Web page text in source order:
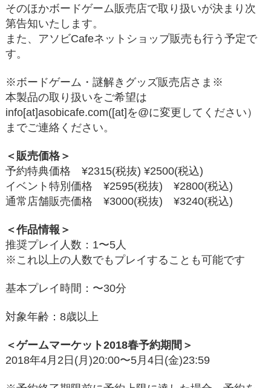
そのほかボードゲーム販売店で取り扱いが決まり次
第告知いたします。
また、アソビCafeネットショップ販売も行う予定で
す。
※ボードゲーム・謎解きグッズ販売店さま※
本製品の取り扱いをご希望は
info[at]asobicafe.com([at]を@に変更してください）
までご連絡ください。
＜販売価格＞
予約特典価格 ¥2315(税抜) ¥2500(税込)
イベント特別価格 ¥2595(税抜) ¥2800(税込)
通常店舗販売価格 ¥3000(税抜) ¥3240(税込)
＜作品情報＞
推奨プレイ人数：1〜5人
※これ以上の人数でもプレイすることも可能です
基本プレイ時間：〜30分
対象年齢：8歳以上
＜ゲームマーケット2018春予約期間＞
2018年4月2日(月)20:00〜5月4日(金)23:59